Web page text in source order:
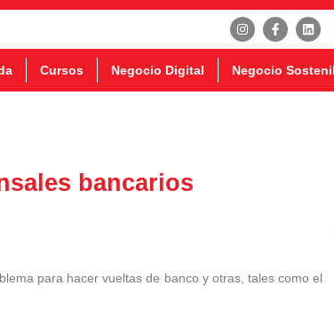
Cursos Negocio Digital Negocio
bancarios
para hacer vueltas de banco y otras, tales como el